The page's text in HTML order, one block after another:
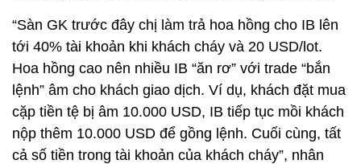
“Sàn GK trước đây chị làm trả hoa hồng cho IB lên
tới 40% tài khoản khi khách cháy và 20 USD/lot.
Hoa hồng cao nên nhiều IB “ăn rơ” với trade “bắn
lệnh” âm cho khách giao dịch. Ví dụ, khách đặt mua
cặp tiền tệ bị âm 10.000 USD, IB tiếp tục mồi khách
nộp thêm 10.000 USD để gồng lệnh. Cuối cùng, tất
cả số tiền trong tài khoản của khách cháy”, nhân